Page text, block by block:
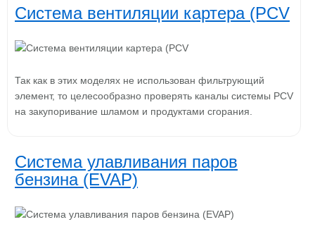
Система вентиляции картера (PCV
Так как в этих моделях не использован фильтрующий
элемент, то целесообразно проверять каналы системы PCV
на закупоривание шламом и продуктами сгорания.
Система улавливания паров
бензина (EVAP)